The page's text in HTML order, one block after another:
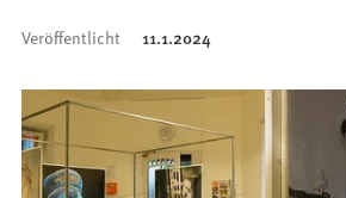
Veröffentlicht 11.1.2024